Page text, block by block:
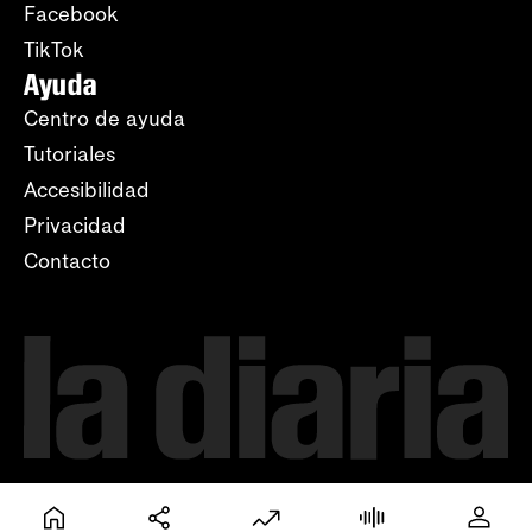
Facebook
TikTok
Ayuda
Centro de ayuda
Tutoriales
Accesibilidad
Privacidad
Contacto